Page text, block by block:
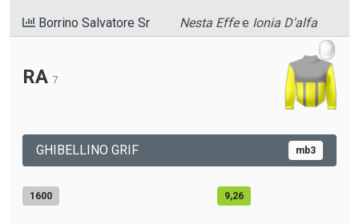
Borrino Salvatore Sr Nesta Effee Ionia D'alfa
RA 7
GHIBELLINO GRIF mb3
1600 9,26